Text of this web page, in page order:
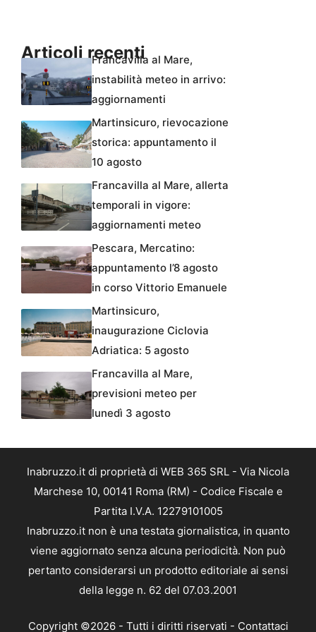
Articoli recenti
Francavilla al Mare,
instabilità meteo in arrivo:
aggiornamenti
Martinsicuro, rievocazione
storica: appuntamento il
10 agosto
Francavilla al Mare, allerta
temporali in vigore:
aggiornamenti meteo
Pescara, Mercatino:
appuntamento l’8 agosto
in corso Vittorio Emanuele
Martinsicuro,
inaugurazione Ciclovia
Adriatica: 5 agosto
Francavilla al Mare,
previsioni meteo per
lunedì 3 agosto
Inabruzzo.it di proprietà di WEB 365 SRL - Via Nicola
Marchese 10, 00141 Roma (RM) - Codice Fiscale e
Partita I.V.A. 12279101005
Inabruzzo.it non è una testata giornalistica, in quanto
viene aggiornato senza alcuna periodicità. Non può
pertanto considerarsi un prodotto editoriale ai sensi
della legge n. 62 del 07.03.2001
Copyright ©2026 - Tutti i diritti riservati - Contattaci